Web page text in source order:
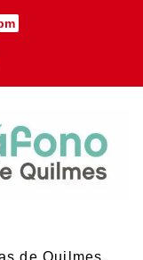
de Quilmes,